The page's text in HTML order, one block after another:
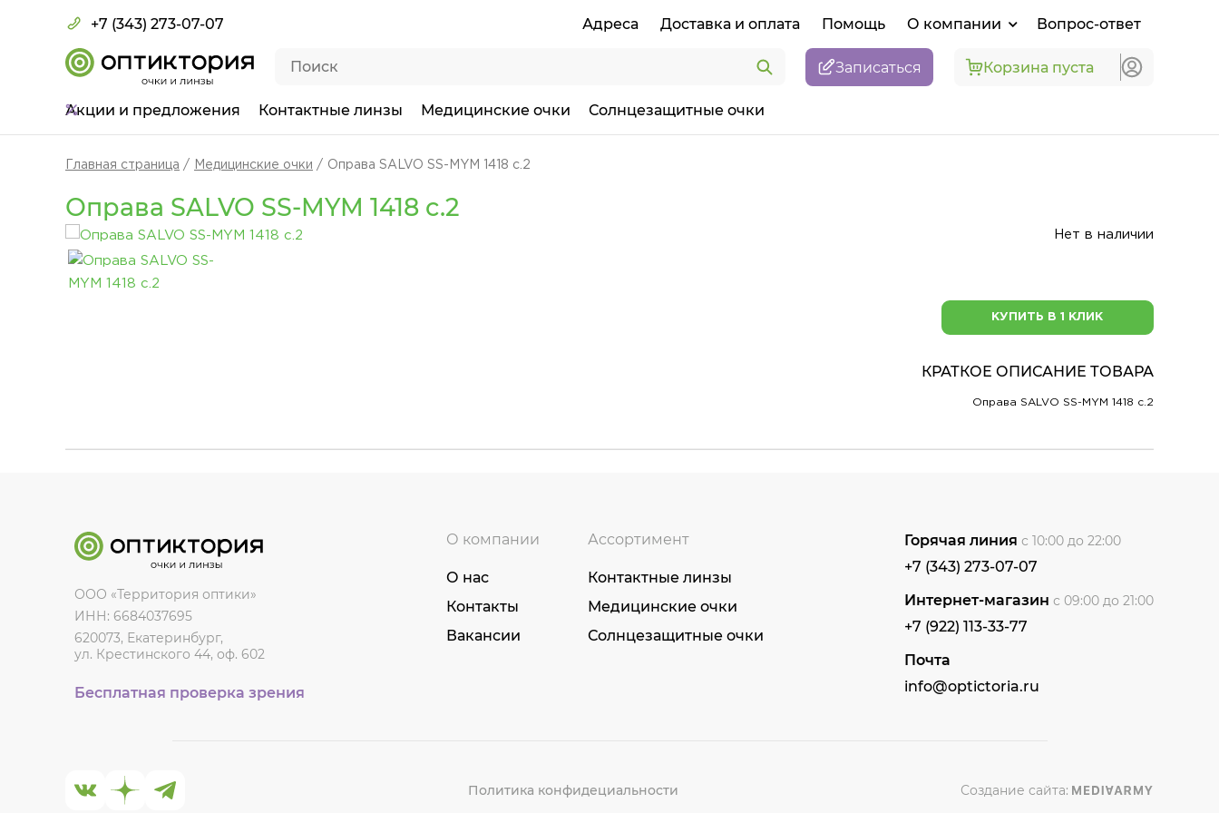
+7 (343) 273-07-07 Адреса Доставка и оплата Помощь О компании Вопрос-ответ
Записаться Корзина пуста
Акции и предложения Контактные линзы Медицинские очки Солнцезащитные очки
Главная страница Медицинские очки Оправа SALVO SS-MYM 1418 c.2
Оправа SALVO SS-MYM 1418 c.2
Нет в наличии
КУПИТЬ В 1 КЛИК
КРАТКОЕ ОПИСАНИЕ ТОВАРА
Оправа SALVO SS-MYM 1418 c.2
ООО «Территория оптики»
ИНН: 6684037695
620073, Екатеринбург,
ул. Крестинского 44, оф. 602
Бесплатная проверка зрения
О компании
О нас
Контакты
Вакансии
Ассортимент
Контактные линзы
Медицинские очки
Солнцезащитные очки
Горячая линия с 10:00 до 22:00
+7 (343) 273-07-07
Интернет-магазин с 09:00 до 21:00
+7 (922) 113-33-77
Почта
info@optictoria.ru
Политика конфидециальности Создание сайта: